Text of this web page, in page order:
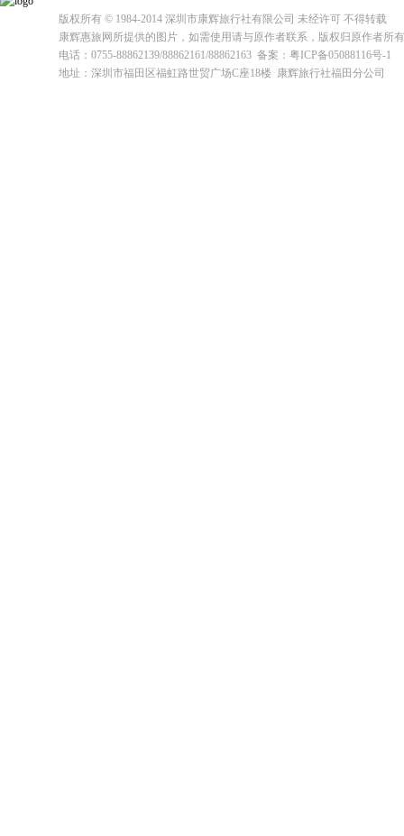
版权所有 © 1984-2014 深圳市康辉旅行社有限公司 未经许可 不得转载
康辉惠旅网所提供的图片，如需使用请与原作者联系，版权归原作者所
电话：0755-88862139/88862161/88862163 备案：粤ICP备05088116号-1
地址：深圳市福田区福虹路世贸广场C座18楼 康辉旅行社福田分公司